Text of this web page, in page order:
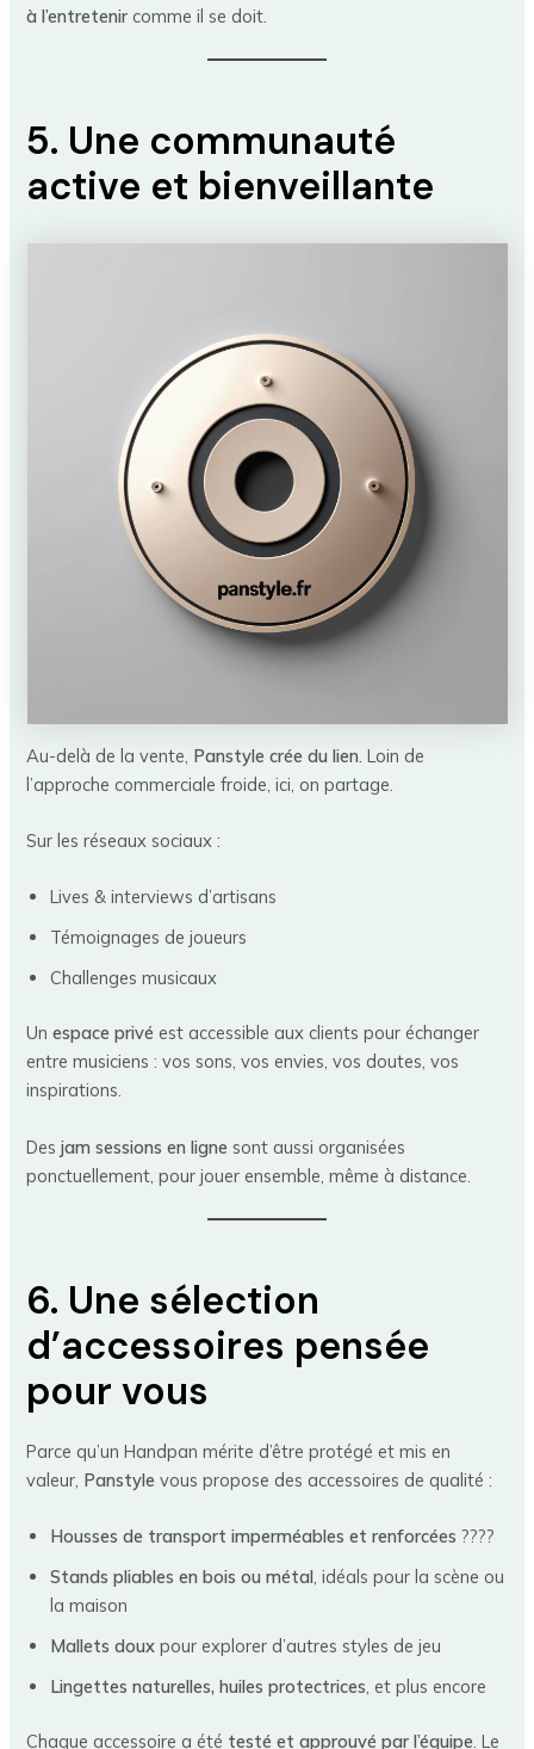
à l’entretenir comme il se doit.
5. Une communauté
active et bienveillante
Au-delà de la vente, Panstyle crée du lien . Loin de
l’approche commerciale froide, ici, on partage.
Sur les réseaux sociaux :
Lives & interviews d’artisans
Témoignages de joueurs
Challenges musicaux
Unespace privé est accessible aux clients pour échanger
entre musiciens : vos sons, vos envies, vos doutes, vos
inspirations.
Desjam sessions en ligne sont aussi organisées
ponctuellement, pour jouer ensemble, même à distance.
6. Une sélection
d’accessoires pensée
pour vous
Parce qu’un Handpan mérite d’être protégé et mis en
valeur, Panstyle vous propose des accessoires de qualité :
Housses de transport imperméables et renforcées ????
Stands pliables en bois ou métal, idéals pour la scène ou
la maison
Mallets doux pour explorer d’autres styles de jeu
Lingettes naturelles, huiles protectrices, et plus encore
Chaque accessoire a été testé et approuvé par l’équipe . Le